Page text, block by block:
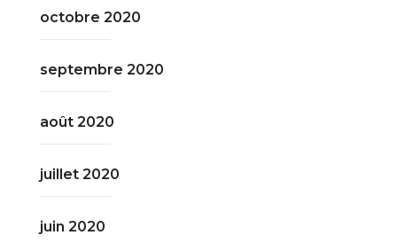
octobre 2020
septembre 2020
août 2020
juillet 2020
juin 2020